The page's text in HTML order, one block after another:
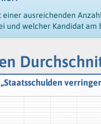
ausreichenden
und welcher Kandidat am